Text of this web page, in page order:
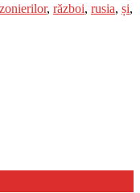
, război, rusia, și,